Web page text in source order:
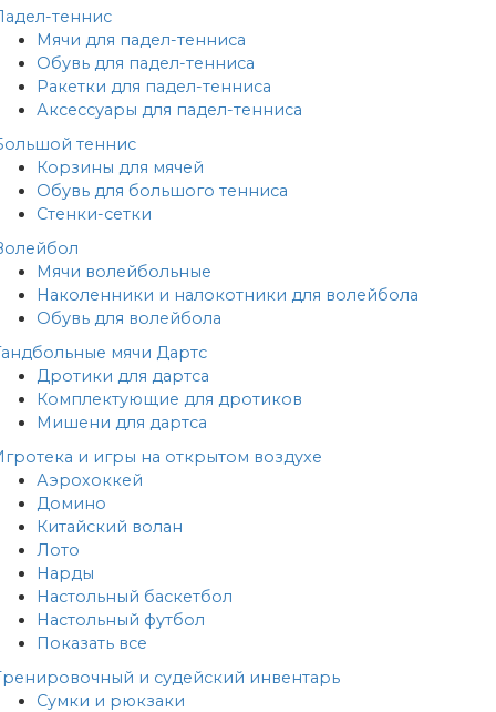
теннис
Мячи для падел-тенниса
Обувь для падел-тенниса
Ракетки для падел-тенниса
Аксессуары для падел-тенниса
теннис
Корзины для мячей
Обувь для большого тенниса
Стенки-сетки
Мячи волейбольные
Наколенники и налокотники для волейбола
Обувь для волейбола
мячи Дартс
Дротики для дартса
Комплектующие для дротиков
Мишени для дартса
и игры на открытом воздухе
Аэрохоккей
Домино
Китайский волан
Лото
Нарды
Настольный баскетбол
Настольный футбол
Показать все
и судейский инвентарь
Сумки и рюкзаки